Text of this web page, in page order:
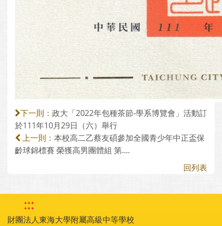
下一則： 政大「2022年包種茶節-學系博覽會」活動訂
於111年10月29日（六）舉行
上一則： 本校高二乙蔡友碩參加全國青少年中正盃保
齡球錦標賽 榮獲高男團體組 第....
回列表
:::
財團法人東海大學附屬高級中等學校